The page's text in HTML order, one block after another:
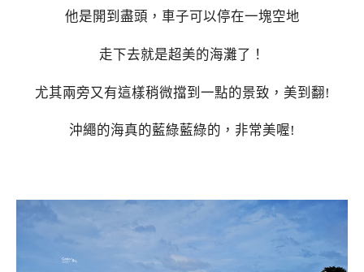
他是開到盡頭，車子可以停在一塊空地
走下去就是超美的海灘了！
尤其兩旁又有這樣稍微擋到一點的景致，美到翻!
沖繩的海真的藍綠藍綠的，非常美喔!